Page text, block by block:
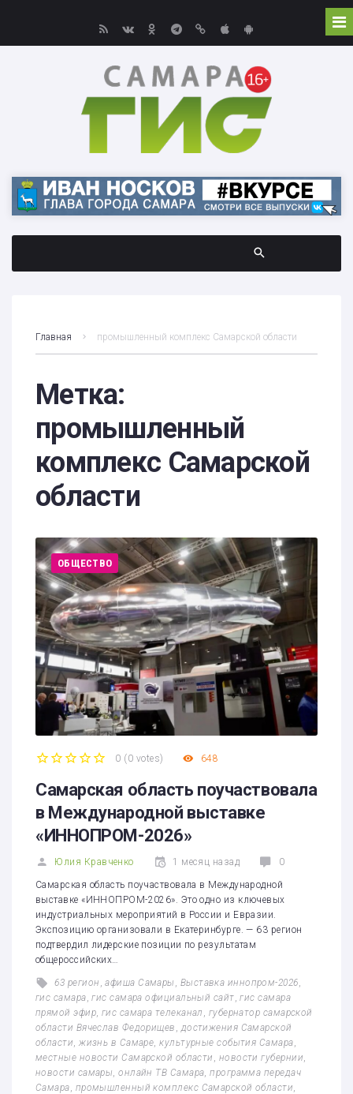
Главная промышленный комплекс Самарской области
Метка:
промышленный
комплекс Самарской
области
ОБЩЕСТВО
0 (0 votes) 648
Самарская область поучаствовала
в Международной выставке
«ИННОПРОМ-2026»
Юлия Кравченко 1 месяц назад 0
Самарская область поучаствовала в Международной
выставке «ИННОПРОМ-2026». Это одно из ключевых
индустриальных мероприятий в России и Евразии.
Экспозицию организовали в Екатеринбурге. — 63 регион
подтвердил лидерские позиции по результатам
общероссийских…
63 регион ,афиша Самары Выставка иннопром-2026
гис самара ,гис самара официальный сайт ,гис самара
прямой эфир, гис самара телеканал
губернатор самарской
области Вячеслав Федорищев
достижения Самарской
области
жизнь в Самаре ,культурные события Самара
местные новости Самарской области
новости губернии
новости самары ,онлайн ТВ Самара ,программа передач
Самара промышленный комплекс Самарской области